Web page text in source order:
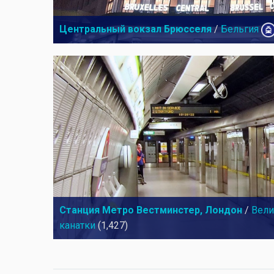
Центральный вокзал Брюсселя/Бельгия
Станция Метро Вестминстер, Лондон /
канатки (1,427)